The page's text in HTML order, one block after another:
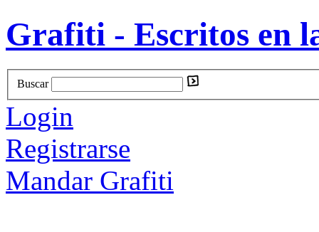
Grafiti - Escritos en
Buscar
Login
Registrarse
Mandar Grafiti